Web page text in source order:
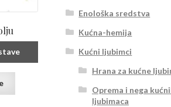
Enološka sredstva
Kućna-hemija
Kućni ljubimci
Hrana za kućne
Oprema i nega
ljubimaca